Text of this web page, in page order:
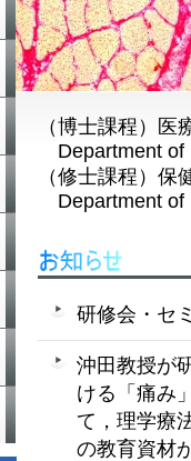
（博士課程）
Department of
（修士課程）
Department of
研修会・セ
沖田教授が
ける「痛み
て，理学療
の教育資材